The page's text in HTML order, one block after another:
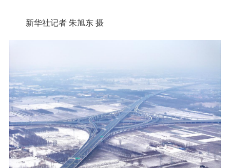
新华社记者 朱旭东 摄